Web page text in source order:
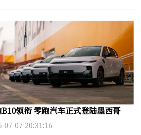
领衔 零跑汽车正式登陆墨西哥
07-07 20:31:16